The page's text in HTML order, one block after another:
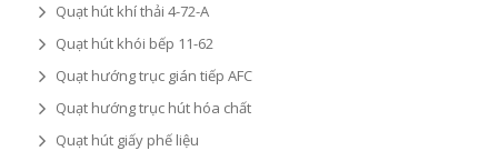
Quạt hút khí thải 4-72-A
Quạt hút khói bếp 11-62
Quạt hướng trục gián tiếp AFC
Quạt hướng trục hút hóa chất
Quạt hút giấy phế liệu